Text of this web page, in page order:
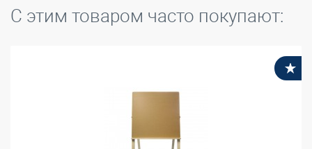
С этим товаром часто покупают: